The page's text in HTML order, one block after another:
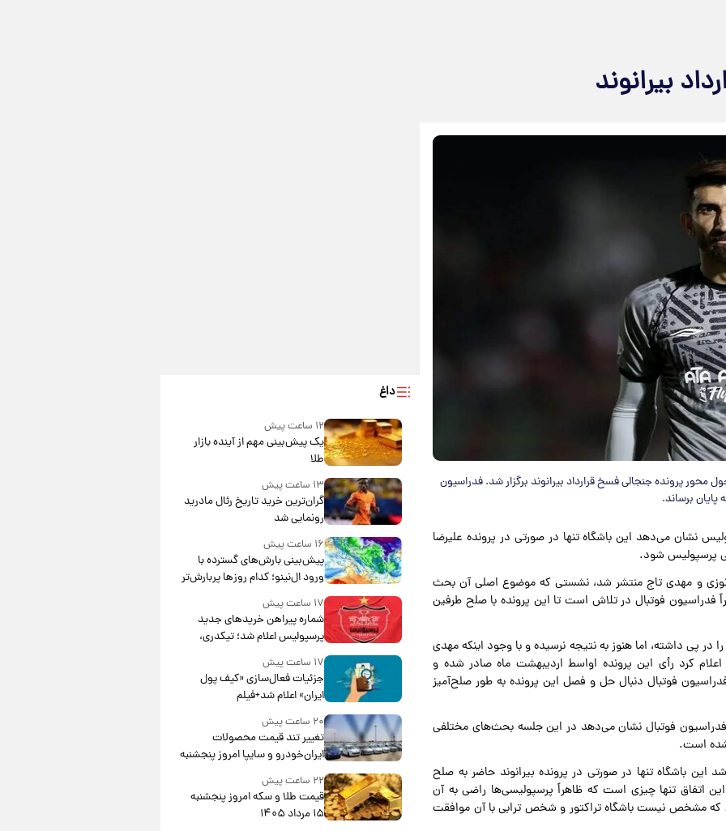
بیرانوند
پرونده جنجالی فسخ قرارداد بیرانوند برگزار شد. فدراسیون
برساند.
نشان می‌دهد این باشگاه تنها در صورتی در پرونده علیرضا
پرسپولیس شود.
و مهدی تاج منتشر شد، نشستی که موضوع اصلی آن بحث
فدراسیون فوتبال در تلاش است تا این پرونده با صلح طرفین
پی داشته، اما هنوز به نتیجه نرسیده و با وجود اینکه مهدی
کرد رأی این پرونده اواسط اردیبهشت ماه صادر شده و
فوتبال دنبال حل و فصل این پرونده به طور صلح‌آمیز
فدراسیون فوتبال نشان می‌دهد در این جلسه بحث‌های مختلفی
است.
باشگاه تنها در صورتی در پرونده بیرانوند حاضر به صلح
اتفاق تنها چیزی است که ظاهراً پرسپولیسی‌ها راضی به آن
که مشخص نیست باشگاه تراکتور و شخص ترابی با آن موافقت
داغ
۱۲ ساعت پیش
یک پیش‌بینی مهم از آینده بازار
طلا
۱۳ ساعت پیش
گران‌ترین خرید تاریخ رئال مادرید
رونمایی شد
۱۶ ساعت پیش
پیش‌بینی بارش‌های گسترده با
ورود ال‌نینو؛ کدام روزها پربارش‌تر
خواهند بود؟
۱۷ ساعت پیش
شماره پیراهن خریدهای جدید
پرسپولیس اعلام شد؛ تیکدری،
محبی و سرگیف با اعداد ویژه
۱۷ ساعت پیش
جزئیات فعال‌سازی «کیف پول
ایران» اعلام شد+فیلم
۲۰ ساعت پیش
تغییر تند قیمت محصولات
ایران‌خودرو و سایپا امروز پنجشنبه
۲۲ ساعت پیش
قیمت طلا و سکه امروز پنجشنبه
۱۵ مرداد ۱۴۰۵